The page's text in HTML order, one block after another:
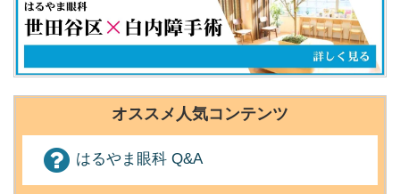
オススメ人気コンテンツ
はるやま眼科 Q&A